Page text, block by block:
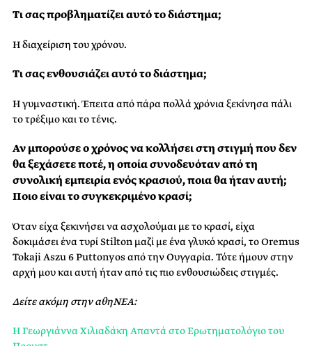
Τι σας προβληματίζει αυτό το διάστημα;
Η διαχείριση του χρόνου.
Tι σας ενθουσιάζει αυτό το διάστημα;
Η γυμναστική. Έπειτα από πάρα πολλά χρόνια ξεκίνησα πάλι
το τρέξιμο και το τένις.
Αν μπορούσε ο χρόνος να κολλήσει στη στιγμή που δεν
θα ξεχάσετε ποτέ, η οποία συνοδευόταν από τη
συνολική εμπειρία ενός κρασιού, ποια θα ήταν αυτή;
Ποιο είναι το συγκεκριμένο κρασί;
Όταν είχα ξεκινήσει να ασχολούμαι με το κρασί, είχα
δοκιμάσει ένα τυρί Stilton μαζί με ένα γλυκό κρασί, το Oremus
Tokaji Aszu 6 Puttonyos από την Ουγγαρία. Τότε ήμουν στην
αρχή μου και αυτή ήταν από τις πιο ενθουσιώδεις στιγμές.
Δείτε ακόμη στην αθηΝΕΑ:
Η Γεωργιάννα Χιλιαδάκη Απαντά στο Ερωτηματολόγιο του